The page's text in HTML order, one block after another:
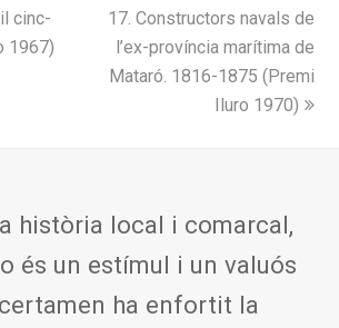
cinc-
1967)
next
post:
17. Constructors navals de
l’ex-província marítima de
Mataró. 1816-1875 (Premi
Iluro 1970)
història local i comarcal,
és un estímul i un valuós
ha enfortit la